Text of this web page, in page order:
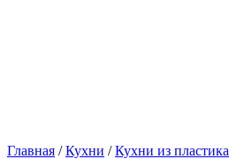
Главная /Кухни /Кухни из пластика